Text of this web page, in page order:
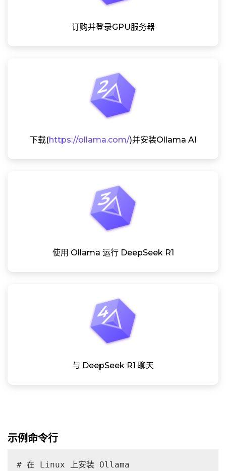
订购并登录GPU服务器
下载(https://ollama.com/)并安装Ollama AI
使用 Ollama 运行 DeepSeek R1
与 DeepSeek R1 聊天
示例命令行
# 在 Linux 上安装 Ollama